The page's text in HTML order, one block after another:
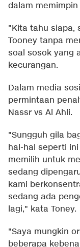
dalam
"Kita tahu siapa,
Tooney tanpa
soal sosok yang
kecurangan.
Dalam media
permintaan
Nassr vs Al Ahli.
"Sungguh gila
hal-hal seperti
memilih untuk
sedang
kami
sedang ada
lagi," kata Toney.
"Saya mungkin
beberapa